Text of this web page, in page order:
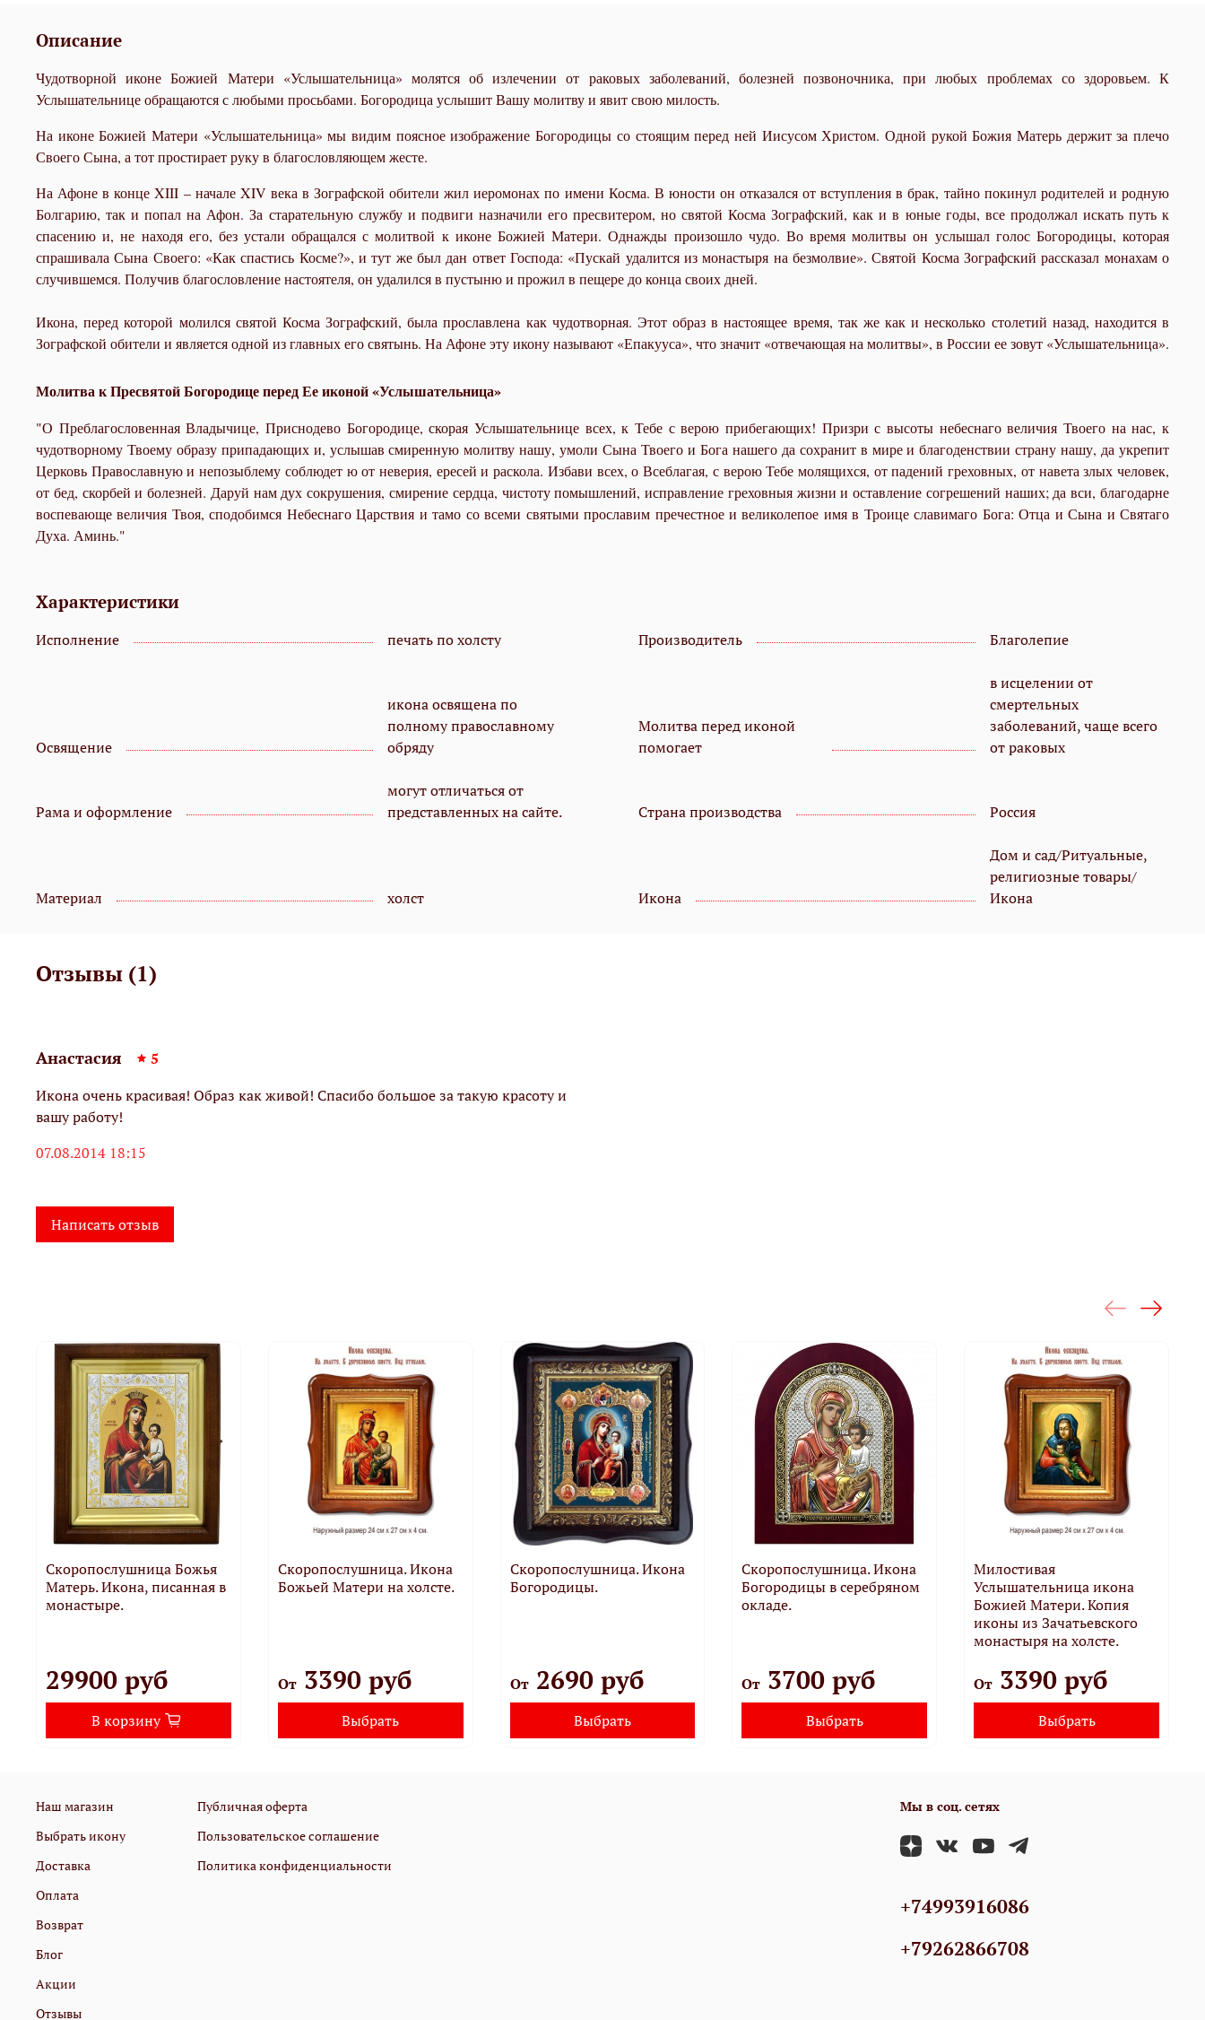
Описание
Чудотворной иконе Божией Матери «Услышательница» молятся об излечении от раковых заболеваний, болезней позвоночника, при любых проблемах со здоровьем. К
Услышательнице обращаются с любыми просьбами. Богородица услышит Вашу молитву и явит свою милость.
На иконе Божией Матери «Услышательница» мы видим поясное изображение Богородицы со стоящим перед ней Иисусом Христом. Одной рукой Божия Матерь держит за плечо
Своего Сына, а тот простирает руку в благословляющем жесте.
На Афоне в конце XIII – начале XIV века в Зографской обители жил иеромонах по имени Косма. В юности он отказался от вступления в брак, тайно покинул родителей и родную
Болгарию, так и попал на Афон. За старательную службу и подвиги назначили его пресвитером, но святой Косма Зографский, как и в юные годы, все продолжал искать путь к
спасению и, не находя его, без устали обращался с молитвой к иконе Божией Матери. Однажды произошло чудо. Во время молитвы он услышал голос Богородицы, которая
спрашивала Сына Своего: «Как спастись Косме?», и тут же был дан ответ Господа: «Пускай удалится из монастыря на безмолвие». Святой Косма Зографский рассказал монахам о
случившемся. Получив благословление настоятеля, он удалился в пустыню и прожил в пещере до конца своих дней.
Икона, перед которой молился святой Косма Зографский, была прославлена как чудотворная. Этот образ в настоящее время, так же как и несколько столетий назад, находится в
Зографской обители и является одной из главных его святынь. На Афоне эту икону называют «Епакууса», что значит «отвечающая на молитвы», в России ее зовут «Услышательница».
Молитва к Пресвятой Богородице перед Ее иконой «Услышательница»
"О Преблагословенная Владычице, Приснодево Богородице, скорая Услышательнице всех, к Тебе с верою прибегающих! Призри с высоты небеснаго величия Твоего на нас, к
чудотворному Твоему образу припадающих и, услышав смиренную молитву нашу, умоли Сына Твоего и Бога нашего да сохранит в мире и благоденствии страну нашу, да укрепит
Церковь Православную и непозыблему соблюдет ю от неверия, ересей и раскола. Избави всех, о Всеблагая, с верою Тебе молящихся, от падений греховных, от навета злых человек,
от бед, скорбей и болезней. Даруй нам дух сокрушения, смирение сердца, чистоту помышлений, исправление греховныя жизни и оставление согрешений наших; да вси, благодарне
воспевающе величия Твоя, сподобимся Небеснаго Царствия и тамо со всеми святыми прославим пречестное и великолепое имя в Троице славимаго Бога: Отца и Сына и Святаго
Духа. Аминь."
Характеристики
Исполнение печать по холсту Производитель Благолепие
Освящение
икона освящена по
полному православному
обряду
Молитва перед иконой
помогает
в исцелении от
смертельных
заболеваний, чаще всего
от раковых
Рама и оформление
могут отличаться от
представленных на сайте.
Страна производства Россия
Материал холст Икона
Дом и сад/Ритуальные,
религиозные товары/
Икона
Отзывы (1)
Анастасия
5
Икона очень красивая! Образ как живой! Спасибо большое за такую красоту и
вашу работу!
07.08.2014 18:15
Написать отзыв
Скоропослушница Божья
Матерь. Икона, писанная в
монастыре.
29900 руб
В корзину
Скоропослушница. Икона
Божьей Матери на холсте.
От3390 руб
Выбрать
Скоропослушница. Икона
Богородицы.
От2690 руб
Выбрать
Скоропослушница. Икона
Богородицы в серебряном
окладе.
От 3700 руб
Выбрать
Милостивая
Услышательница икона
Божией Матери. Копия
иконы из Зачатьевского
монастыря на холсте.
От 3390 руб
Выбрать
Наш магазин
Выбрать икону
Доставка
Оплата
Возврат
Блог
Акции
Отзывы
Публичная оферта
Пользовательское соглашение
Политика конфиденциальности
Мы в соц. сетях
+74993916086
+79262866708